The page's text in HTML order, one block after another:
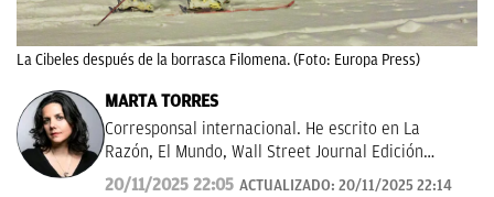
La Cibeles después de la borrasca Filomena. (Foto: Europa Press)
MARTA TORRES
Corresponsal internacional. He escrito en La
Razón, El Mundo, Wall Street Journal Edición
Américas.
20/11/2025 22:05 ACTUALIZADO: 20/11/2025 22:14